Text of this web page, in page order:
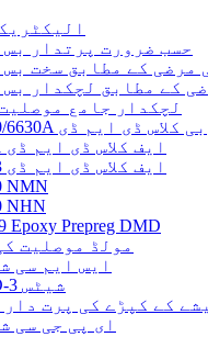
حسب ضرورت پرتدار بس
مرضی کے مطابق سخت بس
کے مطابق لچکدار بس
لچکدار جامع
6630/6630A بی کلاس ڈی ایم ڈی
6641 ایف کلاس ڈی ایم ڈی
6643 ایف کلاس ڈی ایم ڈی
NMN
NHN
Epoxy Prepreg DMD
مولڈ موصلیت
ایس ایم سی
GPO-3 شیٹس
کے کپڑے کی پرت دار
ای پی جی سی